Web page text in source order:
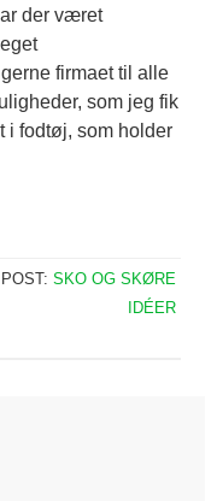
der været
firmaet til alle
som jeg fik
i fodtøj, som holder
POST:SKO OG SKØRE
IDÉER